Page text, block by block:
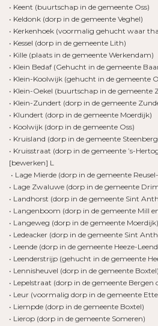
• Keent (buurtschap in de gemeente Oss)
• Keldonk (dorp in de gemeente Veghel)
• Kerkenhoek (voormalig gehucht waar
• Kessel (dorp in de gemeente Lith)
• Kille (plaats in de gemeente Werkendam)
• Klein Bedaf (Gehucht in de gemeente
• Klein-Koolwijk (gehucht in de gemeente
• Klein-Oekel (buurtschap in de gemeente
• Klein-Zundert (dorp in de gemeente
• Klundert (dorp in de gemeente Moerdijk)
• Koolwijk (dorp in de gemeente Oss)
• Kruisland (dorp in de gemeente
• Kruisstraat (dorp in de gemeente ’s-
[bewerken] L
• Lage Mierde (dorp in de gemeente
• Lage Zwaluwe (dorp in de gemeente
• Landhorst (dorp in de gemeente Sint
• Langenboom (dorp in de gemeente Mill
• Langeweg (dorp in de gemeente Moerdijk)
• Ledeacker (dorp in de gemeente Sint
• Leende (dorp in de gemeente Heeze-
• Leenderstrijp (gehucht in de gemeente
• Lennisheuvel (dorp in de gemeente Boxtel)
• Lepelstraat (dorp in de gemeente Bergen
• Leur (voormalig dorp in de gemeente
• Liempde (dorp in de gemeente Boxtel)
• Lierop (dorp in de gemeente Someren)